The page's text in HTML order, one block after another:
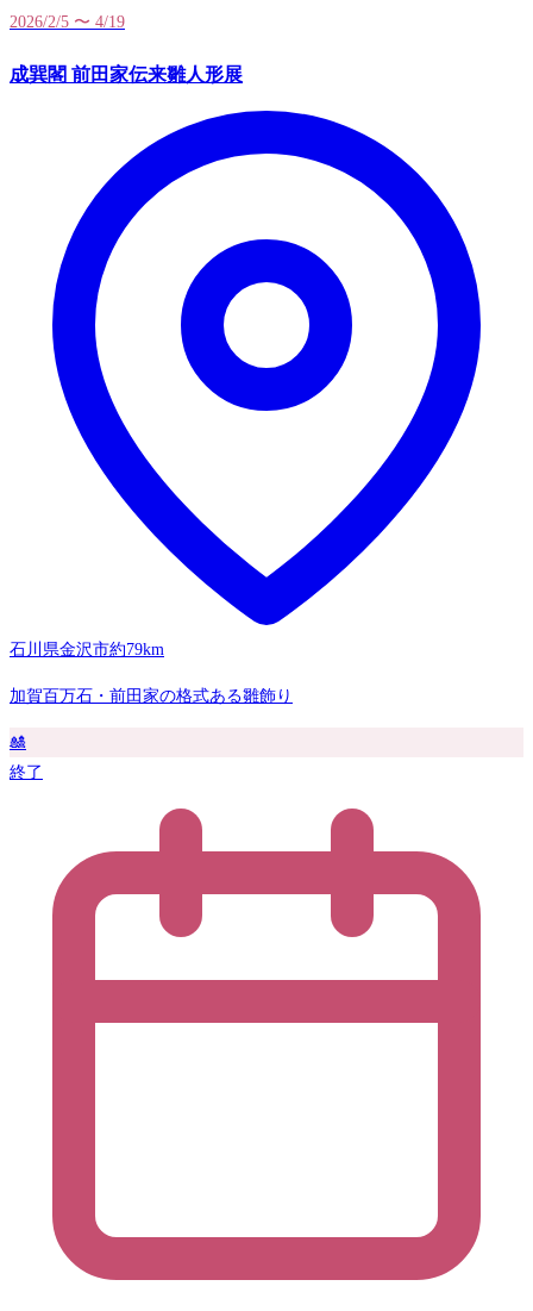
2026/2/5 〜 4/19
成巽閣 前田家伝来雛人形展
石川県金沢市約79km
加賀百万石・前田家の格式ある雛飾り
🎎
終了